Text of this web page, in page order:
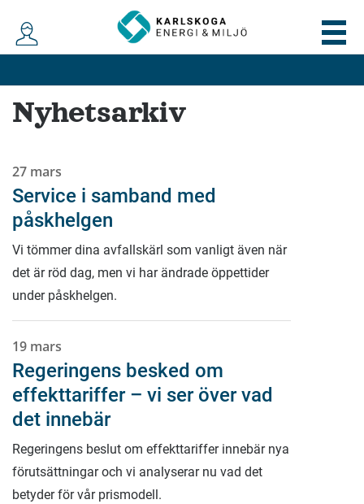
Nyhetsarkiv
27 mars
Service i samband med
påskhelgen
Vi tömmer dina avfallskärl som vanligt även när
det är röd dag, men vi har ändrade öppettider
under påskhelgen.
19 mars
Regeringens besked om
effekttariffer – vi ser över vad
det innebär
Regeringens beslut om effekttariffer innebär nya
förutsättningar och vi analyserar nu vad det
betyder för vår prismodell.